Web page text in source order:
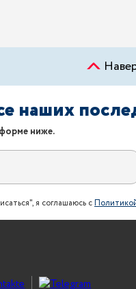
наших
ниже.
я соглашаюсь с